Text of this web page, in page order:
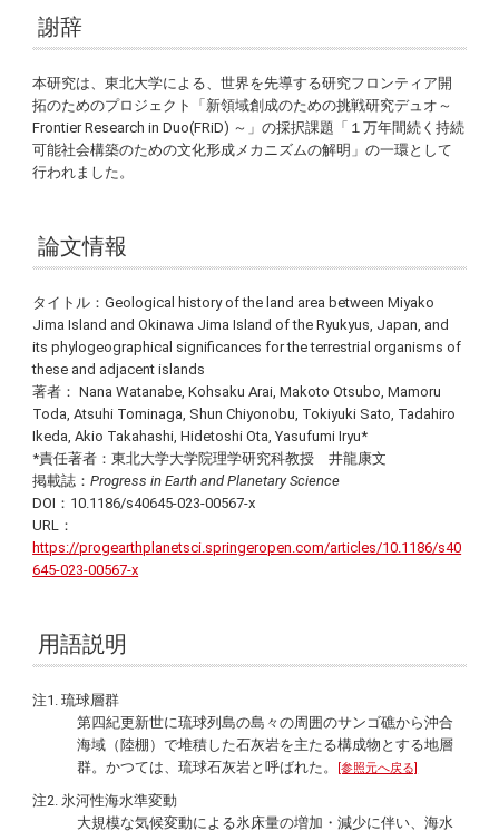
謝辞
本研究は、東北大学による、世界を先導する研究フロンティア開
拓のためのプロジェクト「新領域創成のための挑戦研究デュオ～
Frontier Research in Duo(FRiD) ～」の採択課題「１万年間続く持続
可能社会構築のための文化形成メカニズムの解明」の一環として
行われました。
論文情報
タイトル：Geological history of the land area between Miyako
Jima Island and Okinawa Jima Island of the Ryukyus, Japan, and
its phylogeographical significances for the terrestrial organisms of
these and adjacent islands
著者： Nana Watanabe, Kohsaku Arai, Makoto Otsubo, Mamoru
Toda, Atsuhi Tominaga, Shun Chiyonobu, Tokiyuki Sato, Tadahiro
Ikeda, Akio Takahashi, Hidetoshi Ota, Yasufumi Iryu*
*責任著者：東北大学大学院理学研究科教授 井龍康文
掲載誌：Progress in Earth and Planetary Science
DOI：10.1186/s40645-023-00567-x
URL：
https://progearthplanetsci.springeropen.com/articles/10.1186/s40
645-023-00567-x
用語説明
注1. 琉球層群
第四紀更新世に琉球列島の島々の周囲のサンゴ礁から沖合
海域（陸棚）で堆積した石灰岩を主たる構成物とする地層
群。かつては、琉球石灰岩と呼ばれた。
[参照元へ戻る]
注2. 氷河性海水準変動
大規模な気候変動による氷床量の増加・減少に伴い、海水